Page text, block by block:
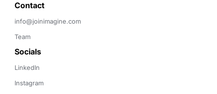
Contact
info@joinimagine.com
Team
Socials
LinkedIn
Instagram